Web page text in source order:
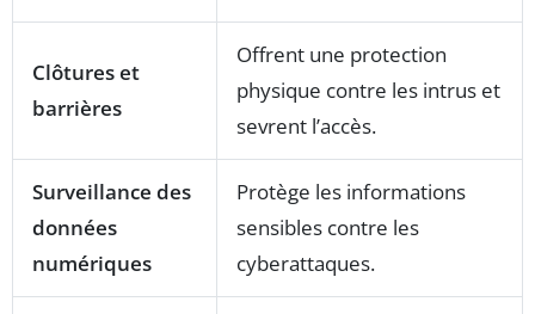
Clôtures et
barrières
Offrent une protection
physique contre les intrus et
sevrent l’accès.
Surveillance des
données
numériques
Protège les informations
sensibles contre les
cyberattaques.